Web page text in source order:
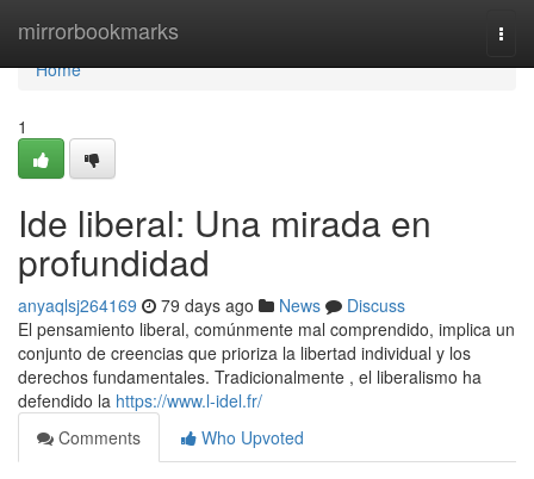
mirrorbookmarks
Home
Home
1
Ide liberal: Una mirada en
profundidad
anyaqlsj264169 79 days ago News
Discuss
El pensamiento liberal, comúnmente mal comprendido, implica un
conjunto de creencias que prioriza la libertad individual y los
derechos fundamentales. Tradicionalmente , el liberalismo ha
defendido la https://www.l-idel.fr/
Comments
Who Upvoted